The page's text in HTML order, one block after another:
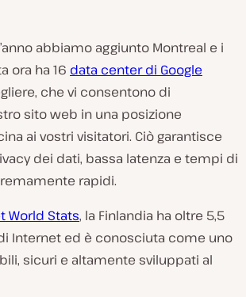
abbiamo aggiunto Montreal e i
ora ha 16 data center di Google
che vi consentono di
sito web in una posizione
ai vostri visitatori. Ciò garantisce
dei dati, bassa latenza e tempi di
rapidi.
World Stats, la Finlandia ha oltre 5,5
Internet ed è conosciuta come uno
sicuri e altamente sviluppati al